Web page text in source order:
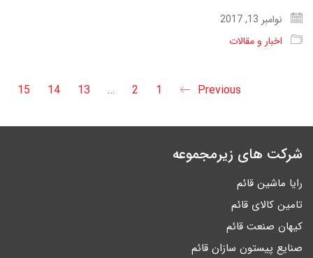
نوامبر 13, 2017
اخبار و مقالات
Previous
1
2
…
13
14
15
شرکت های زیرمجموعه
رایا ماشین قائم
تامین کالای قائم
کیهان صنعت قائم
صنایع پیستون سازان قائم